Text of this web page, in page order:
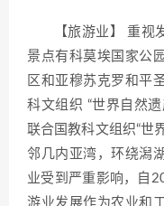
【旅游业】 重视
景点有科莫埃国家公
区和亚穆苏克罗和平
科文组织 “世界自然
联合国教科文组织“世
邻几内亚湾，环绕潟
业受到严重影响，自
游业发展作为农业和